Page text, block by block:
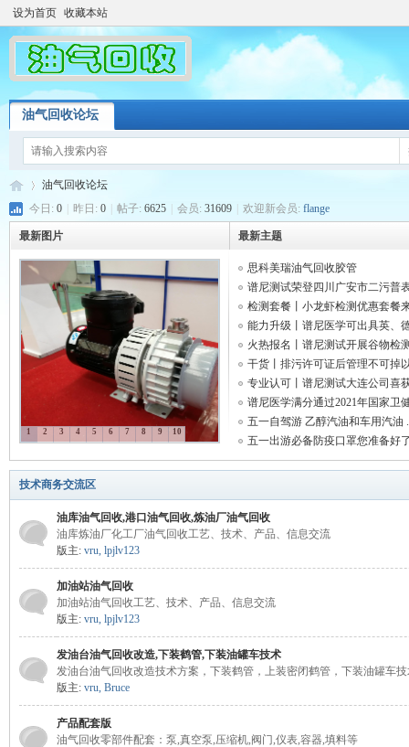
设为首页 收藏本站
油气回收论坛
气
»
油气回收论坛
今日: 0 昨日: 0 帖子: 6625 会员: 31609 欢迎新会员: flange
最新图片
1 2 3 4 5 6 7 8 9 10
最新主题
思科美瑞油气回收胶管
谱尼测试荣登四川广安市二污普
检测套餐丨小龙虾检测优惠套餐
能力升级丨谱尼医学可出具英、
火热报名丨谱尼测试开展谷物检
干货丨排污许可证后管理不可掉
专业认可丨谱尼测试大连公司喜
谱尼医学满分通过2021年国家卫
五一自驾游 乙醇汽油和车用汽油
五一出游必备防疫口罩您准备好
技术商务交流区
油库油气回收,港口油气回收,炼油厂油气回收
油库炼油厂化工厂油气回收工艺、技术、产品、信息交流
版主: vru, lpjlv123
加油站油气回收
加油站油气回收工艺、技术、产品、信息交流
版主: vru, lpjlv123
发油台油气回收改造,下装鹤管,下装油罐车技术
发油台油气回收改造技术方案，下装鹤管，上装密闭鹤管，下装油罐车
版主: vru, Bruce
产品配套版
油气回收零部件配套：泵,真空泵,压缩机,阀门,仪表,容器,填料等